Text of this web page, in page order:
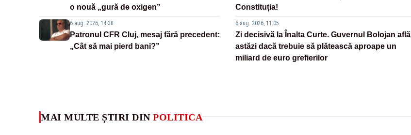
o nouă „gură de oxigen”
6 aug. 2026, 14:38
Patronul CFR Cluj, mesaj fără precedent:
„Cât să mai pierd bani?”
Constituția!
6 aug. 2026, 11:05
Zi decisivă la Înalta Curte. Guvernul Bolojan află
astăzi dacă trebuie să plătească aproape un
miliard de euro grefierilor
MAI MULTE ȘTIRI DIN POLITICA